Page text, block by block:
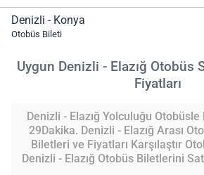
Denizli - Konya
Otobüs Bileti
Uygun Denizli - Elazığ Otobüs
Fiyatları
Denizli - Elazığ Yolculuğu
29Dakika. Denizli - Elazığ Arası
Biletleri ve Fiyatları Karşılaştır
Denizli - Elazığ Otobüs Biletlerini